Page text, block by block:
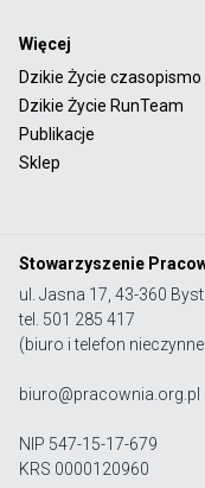
Więcej
Dzikie Życie czasopismo
Dzikie Życie RunTeam
Publikacje
Sklep
Stowarzyszenie
ul. Jasna 17, 43-360
tel. 501 285 417
(biuro i telefon
biuro@pracownia.org.pl
NIP 547-15-17-679
KRS 0000120960